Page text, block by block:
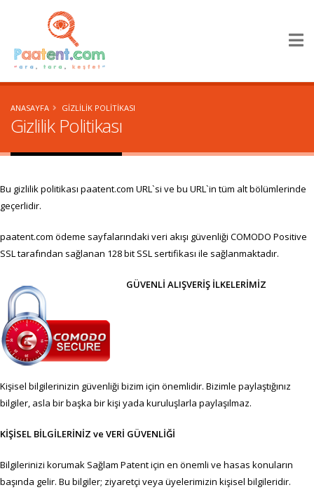
×
ANASAYFA GIZLILIK POLITIKASI
Gizlilik Politikası
Bu gizlilik politikası paatent.com URL`si ve bu URL`in tüm alt bölümlerinde
geçerlidir.
paatent.com ödeme sayfalarındaki veri akışı güvenliği COMODO Positive
SSL tarafından sağlanan 128 bit SSL sertifikası ile sağlanmaktadır.
GÜVENLİ ALIŞVERİŞ İLKELERİMİZ
Kişisel bilgilerinizin güvenliği bizim için önemlidir. Bizimle paylaştığınız
bilgiler, asla bir başka bir kişi yada kuruluşlarla paylaşılmaz.
KİŞİSEL BİLGİLERİNİZ ve VERİ GÜVENLİĞİ
Bilgilerinizi korumak Sağlam Patent için en önemli ve hasas konuların
başında gelir. Bu bilgiler; ziyaretçi veya üyelerimizin kişisel bilgileridir.